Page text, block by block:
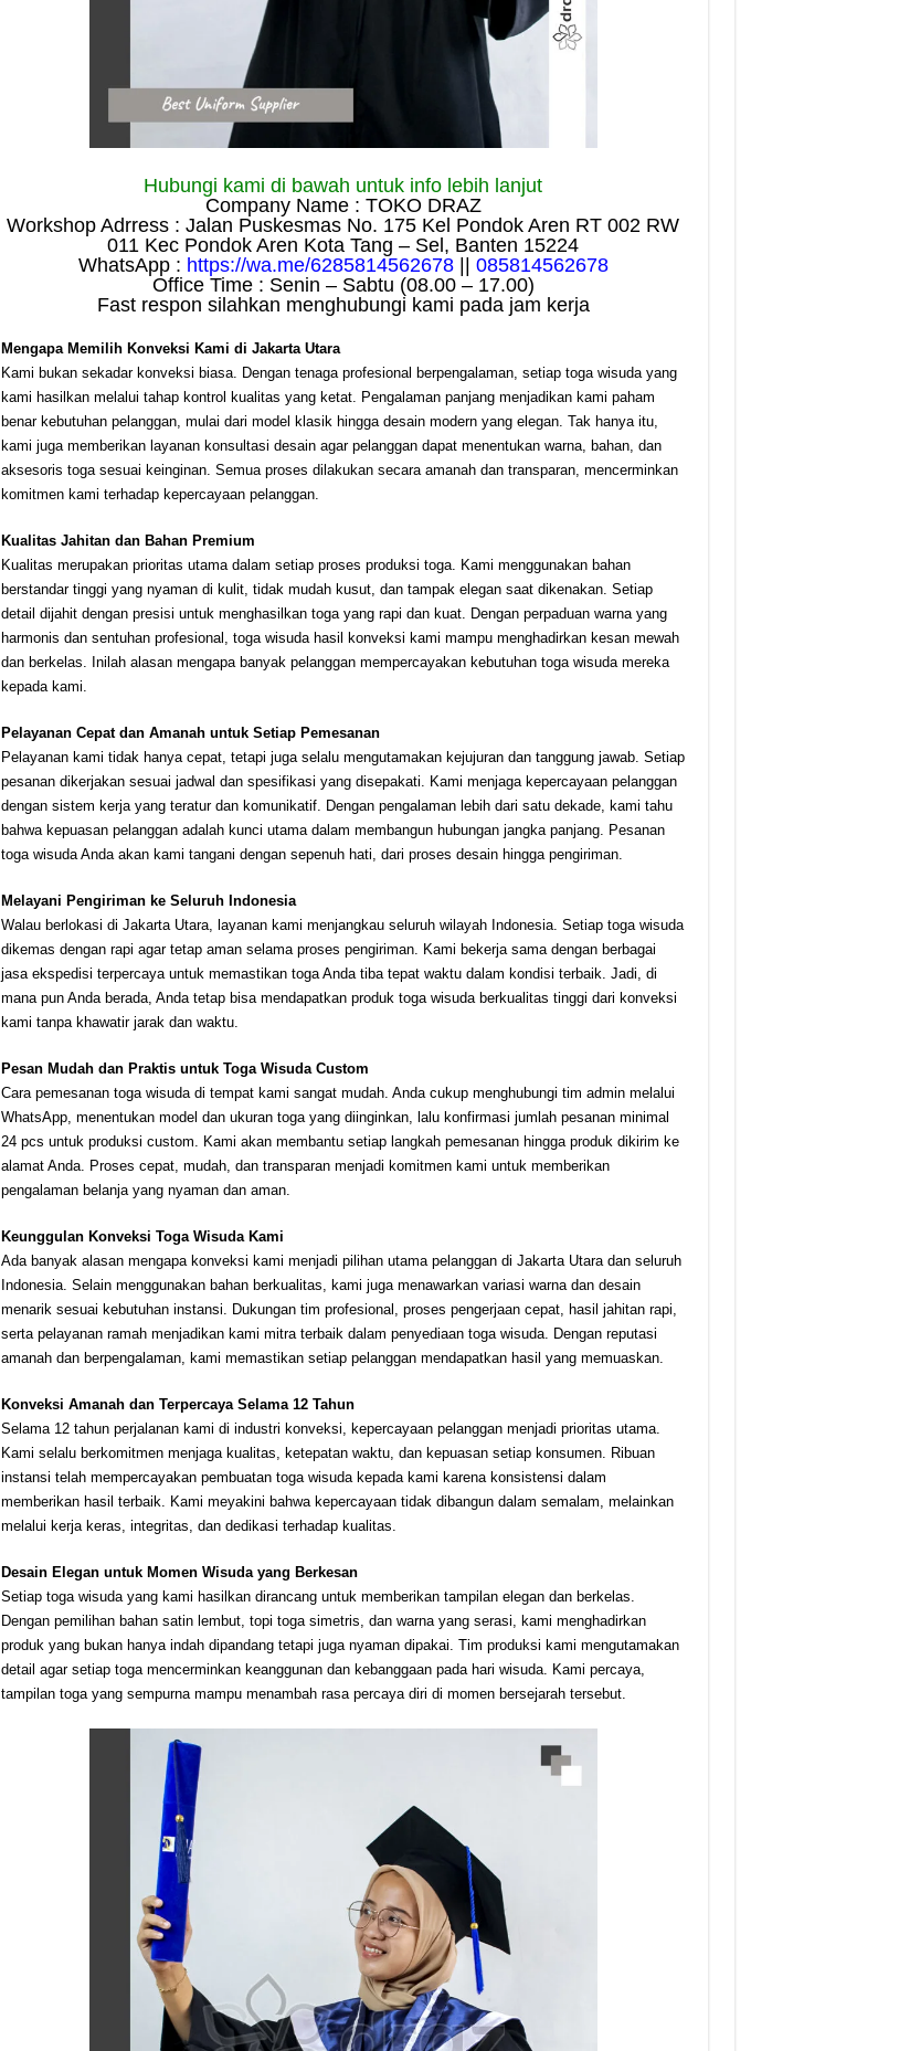
Hubungi kami di bawah untuk info lebih lanjut
Company Name : TOKO DRAZ
Workshop Adrress : Jalan Puskesmas No. 175 Kel Pondok Aren RT 002 RW
011 Kec Pondok Aren Kota Tang – Sel, Banten 15224
WhatsApp : https://wa.me/6285814562678|| 085814562678
Office Time : Senin – Sabtu (08.00 – 17.00)
Fast respon silahkan menghubungi kami pada jam kerja
Mengapa Memilih Konveksi Kami di Jakarta Utara
Kami bukan sekadar konveksi biasa. Dengan tenaga profesional berpengalaman, setiap toga wisuda yang
kami hasilkan melalui tahap kontrol kualitas yang ketat. Pengalaman panjang menjadikan kami paham
benar kebutuhan pelanggan, mulai dari model klasik hingga desain modern yang elegan. Tak hanya itu,
kami juga memberikan layanan konsultasi desain agar pelanggan dapat menentukan warna, bahan, dan
aksesoris toga sesuai keinginan. Semua proses dilakukan secara amanah dan transparan, mencerminkan
komitmen kami terhadap kepercayaan pelanggan.
Kualitas Jahitan dan Bahan Premium
Kualitas merupakan prioritas utama dalam setiap proses produksi toga. Kami menggunakan bahan
berstandar tinggi yang nyaman di kulit, tidak mudah kusut, dan tampak elegan saat dikenakan. Setiap
detail dijahit dengan presisi untuk menghasilkan toga yang rapi dan kuat. Dengan perpaduan warna yang
harmonis dan sentuhan profesional, toga wisuda hasil konveksi kami mampu menghadirkan kesan mewah
dan berkelas. Inilah alasan mengapa banyak pelanggan mempercayakan kebutuhan toga wisuda mereka
kepada kami.
Pelayanan Cepat dan Amanah untuk Setiap Pemesanan
Pelayanan kami tidak hanya cepat, tetapi juga selalu mengutamakan kejujuran dan tanggung jawab. Setiap
pesanan dikerjakan sesuai jadwal dan spesifikasi yang disepakati. Kami menjaga kepercayaan pelanggan
dengan sistem kerja yang teratur dan komunikatif. Dengan pengalaman lebih dari satu dekade, kami tahu
bahwa kepuasan pelanggan adalah kunci utama dalam membangun hubungan jangka panjang. Pesanan
toga wisuda Anda akan kami tangani dengan sepenuh hati, dari proses desain hingga pengiriman.
Melayani Pengiriman ke Seluruh Indonesia
Walau berlokasi di Jakarta Utara, layanan kami menjangkau seluruh wilayah Indonesia. Setiap toga wisuda
dikemas dengan rapi agar tetap aman selama proses pengiriman. Kami bekerja sama dengan berbagai
jasa ekspedisi terpercaya untuk memastikan toga Anda tiba tepat waktu dalam kondisi terbaik. Jadi, di
mana pun Anda berada, Anda tetap bisa mendapatkan produk toga wisuda berkualitas tinggi dari konveksi
kami tanpa khawatir jarak dan waktu.
Pesan Mudah dan Praktis untuk Toga Wisuda Custom
Cara pemesanan toga wisuda di tempat kami sangat mudah. Anda cukup menghubungi tim admin melalui
WhatsApp, menentukan model dan ukuran toga yang diinginkan, lalu konfirmasi jumlah pesanan minimal
24 pcs untuk produksi custom. Kami akan membantu setiap langkah pemesanan hingga produk dikirim ke
alamat Anda. Proses cepat, mudah, dan transparan menjadi komitmen kami untuk memberikan
pengalaman belanja yang nyaman dan aman.
Keunggulan Konveksi Toga Wisuda Kami
Ada banyak alasan mengapa konveksi kami menjadi pilihan utama pelanggan di Jakarta Utara dan seluruh
Indonesia. Selain menggunakan bahan berkualitas, kami juga menawarkan variasi warna dan desain
menarik sesuai kebutuhan instansi. Dukungan tim profesional, proses pengerjaan cepat, hasil jahitan rapi,
serta pelayanan ramah menjadikan kami mitra terbaik dalam penyediaan toga wisuda. Dengan reputasi
amanah dan berpengalaman, kami memastikan setiap pelanggan mendapatkan hasil yang memuaskan.
Konveksi Amanah dan Terpercaya Selama 12 Tahun
Selama 12 tahun perjalanan kami di industri konveksi, kepercayaan pelanggan menjadi prioritas utama.
Kami selalu berkomitmen menjaga kualitas, ketepatan waktu, dan kepuasan setiap konsumen. Ribuan
instansi telah mempercayakan pembuatan toga wisuda kepada kami karena konsistensi dalam
memberikan hasil terbaik. Kami meyakini bahwa kepercayaan tidak dibangun dalam semalam, melainkan
melalui kerja keras, integritas, dan dedikasi terhadap kualitas.
Desain Elegan untuk Momen Wisuda yang Berkesan
Setiap toga wisuda yang kami hasilkan dirancang untuk memberikan tampilan elegan dan berkelas.
Dengan pemilihan bahan satin lembut, topi toga simetris, dan warna yang serasi, kami menghadirkan
produk yang bukan hanya indah dipandang tetapi juga nyaman dipakai. Tim produksi kami mengutamakan
detail agar setiap toga mencerminkan keanggunan dan kebanggaan pada hari wisuda. Kami percaya,
tampilan toga yang sempurna mampu menambah rasa percaya diri di momen bersejarah tersebut.